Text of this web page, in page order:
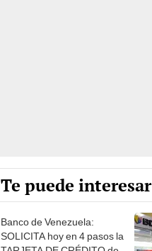
Te puede interesar
Banco de Venezuela:
SOLICITA hoy en 4 pasos la